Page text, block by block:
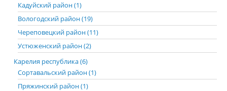
Кадуйский район (1)
Вологодский район (19)
Череповецкий район (11)
Устюженский район (2)
Карелия республика (6)
Сортавальский район (1)
Пряжинский район (1)